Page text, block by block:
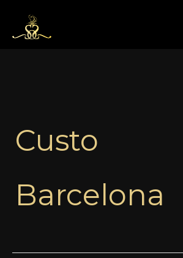
treści
Custo
Barcelona